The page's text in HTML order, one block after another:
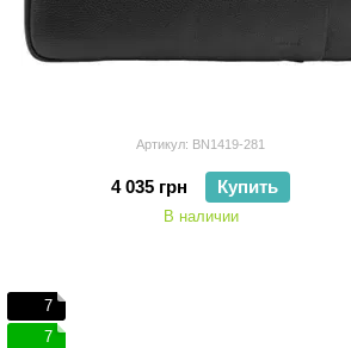
Артикул: BN1419-281
4 035 грн Купить
В наличии
7
7